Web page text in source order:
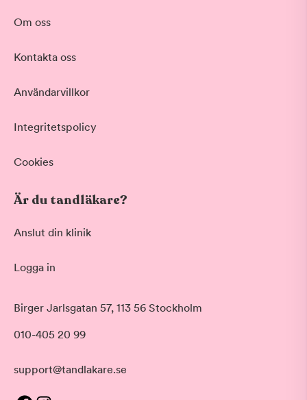
Om oss
Kontakta oss
Användarvillkor
Integritetspolicy
Cookies
Är du tandläkare?
Anslut din klinik
Logga in
Birger Jarlsgatan 57, 113 56 Stockholm
010-405 20 99
support@tandlakare.se